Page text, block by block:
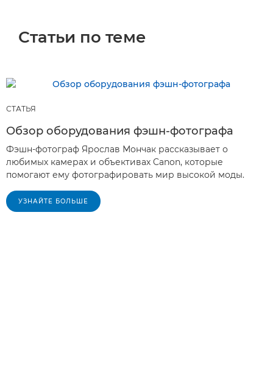
Статьи по теме
СТАТЬЯ
Обзор оборудования фэшн-фотографа
Фэшн-фотограф Ярослав Мончак рассказывает о
любимых камерах и объективах Canon, которые
помогают ему фотографировать мир высокой моды.
УЗНАЙТЕ БОЛЬШЕ